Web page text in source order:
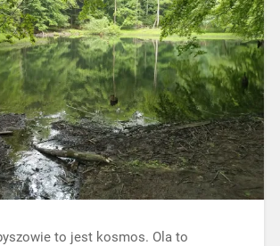
to jest kosmos. Ola to